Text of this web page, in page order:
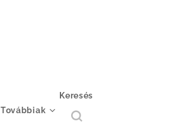
Továbbiak
Keresés